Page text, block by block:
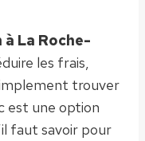
La Roche-
les frais,
trouver
est une option
faut savoir pour